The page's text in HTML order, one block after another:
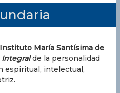
María Santísima de
Integral de la personalidad
espiritual, intelectual,